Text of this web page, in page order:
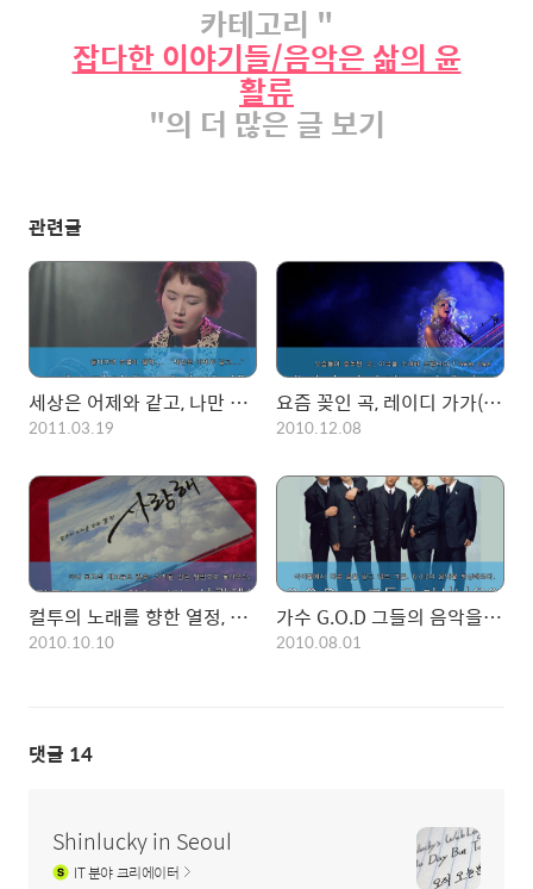
카테고리 "
잡다한 이야기들/음악은 삶의 윤
활류
"의 더 많은 글 보기
관련글
세상은 어제와 같고, 나만 혼자 달라져 있다.. 이소라의 [바람이 분다]
2011.03.19
요즘 꽂인 곡, 레이디 가가(Lady GaGa)의 포커페이스(Poker Face)
2010.12.08
컬투의 노래를 향한 열정, 디지털 싱글 "사랑해"~
2010.10.10
가수 G.O.D 그들의 음악을 회상하여 보자.~!
2010.08.01
댓글 14
Shinlucky in Seoul
IT분야 크리에이터